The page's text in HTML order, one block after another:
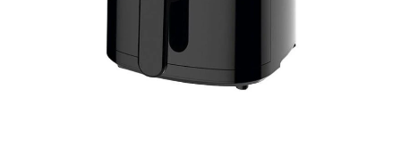
Electrodomésticos
TV, Audio y Video